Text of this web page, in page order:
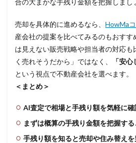
合の大まかな手残り金額を把握しまし
売却を具体的に進めるなら、 HowMa
産会社の提案を比べてみるのもおす
は見えない販売戦略や担当者の対応も
く売れそうだから」ではなく、
「安
という視点で不動産会社を選べます。
＜まとめ＞
AI査定で相場と手残り額を気軽に確
まずは概算の手残り金額を把握す
手残り額を知ると売却や住み替え